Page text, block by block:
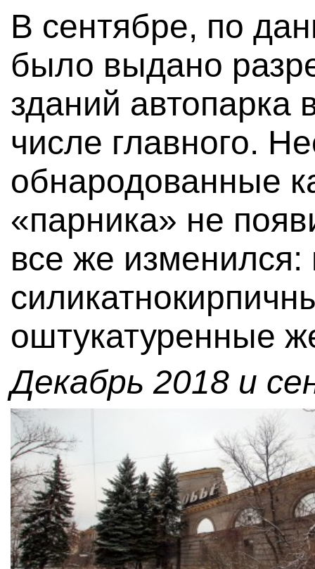
В сентябре, по
было выдано
зданий автопарка
числе главного.
обнародованные
«парника» не
все же
оштукатуренные
Декабрь 2018 и